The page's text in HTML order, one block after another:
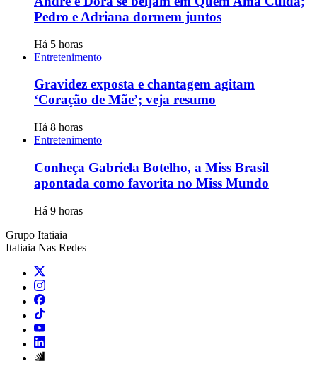
Pedro e Adriana dormem juntos
Há 5 horas
Entretenimento
Gravidez exposta e chantagem agitam
‘Coração de Mãe’; veja resumo
Há 8 horas
Entretenimento
Conheça Gabriela Botelho, a Miss Brasil
apontada como favorita no Miss Mundo
Há 9 horas
Grupo Itatiaia
Itatiaia Nas Redes